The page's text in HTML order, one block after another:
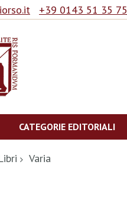
+39 0143 51 35 75
CATEGORIE EDITORIALI
Varia